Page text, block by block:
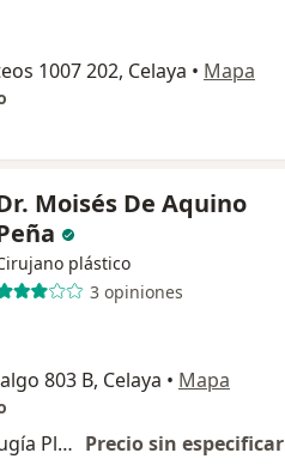
1007 202, Celaya • Mapa
Moisés De Aquino
plástico
3 opiniones
803 B, Celaya • Mapa
Primera visita Cirugía Plástica Precio sin especificar